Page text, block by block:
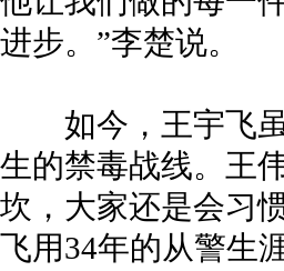
进步。”李楚说。
如今，王宇飞虽
生的禁毒战线。王
坎，大家还是会习
飞用34年的从警生